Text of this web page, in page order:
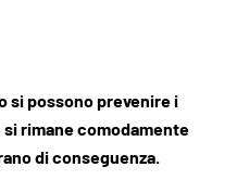
si possono prevenire i
rimane comodamente
di conseguenza.